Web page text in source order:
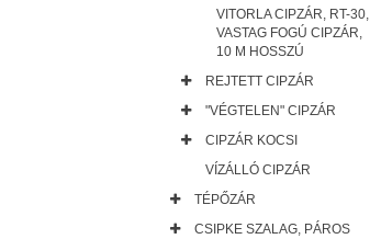
VITORLA CIPZÁR, RT-30,
VASTAG FOGÚ CIPZÁR,
10 M HOSSZÚ
REJTETT CIPZÁR
"VÉGTELEN" CIPZÁR
CIPZÁR KOCSI
VÍZÁLLÓ CIPZÁR
TÉPŐZÁR
CSIPKE SZALAG, PÁROS